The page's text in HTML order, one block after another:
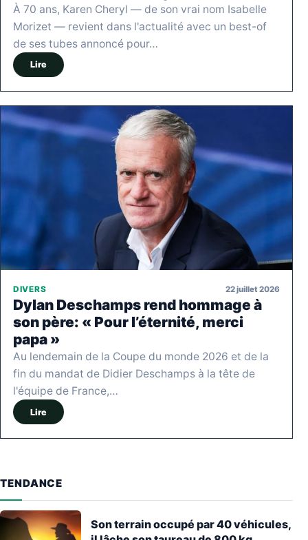
À 70 ans, Karen Cheryl — de son vrai nom Isabelle
Morizet — revient dans l'actualité avec un best-of
de ses tubes annoncé pour…
Lire
DIVERS 22 juillet 2026
Dylan Deschamps rend hommage à
son père: « Pour l’éternité, merci
papa »
Au lendemain de la Coupe du monde 2026 et de la
fin du mandat de Didier Deschamps à la tête de
l'équipe de France,…
Lire
TENDANCE
Son terrain occupé par 40 véhicules,